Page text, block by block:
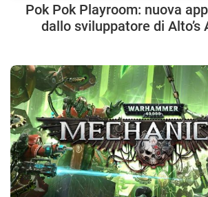
Pok Pok Playroom: nuova
dallo sviluppatore di Alto’s